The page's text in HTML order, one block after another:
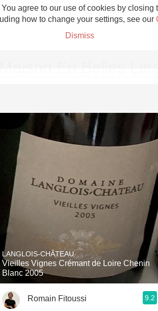
agree to our use of cookies by
how to change your settings, see our
Dismiss
Grower Champagne
Etna Rosso
Skin Contact
Acidity
2010 Chablis
Oregon Pinot
Coravin
En Belles Lies
LANGLOIS-CHÂTEAU
Vieilles Vignes Crémant de Loire Chenin
Blanc 2005
Romain Fitoussi 9.2